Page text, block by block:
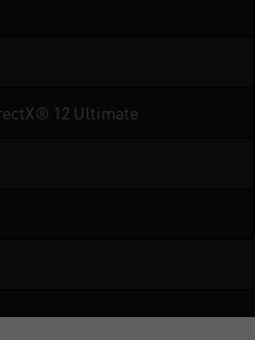
12 Ultimate